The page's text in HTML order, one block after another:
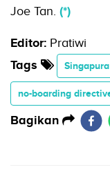
Joe Tan. (*)
Editor: Pratiwi
Tags
Singapura
no-boarding
Bagikan